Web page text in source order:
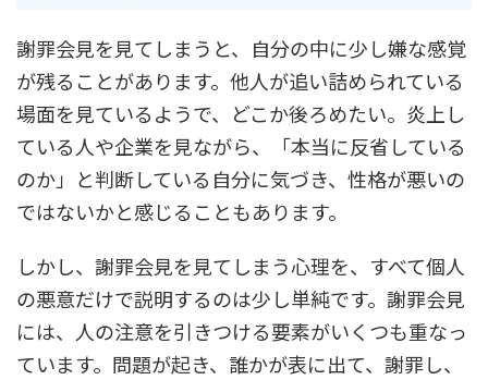
謝罪会見を見てしまうと、自分の中に少し嫌な感覚
が残ることがあります。他人が追い詰められている
場面を見ているようで、どこか後ろめたい。炎上し
ている人や企業を見ながら、「本当に反省している
のか」と判断している自分に気づき、性格が悪いの
ではないかと感じることもあります。
しかし、謝罪会見を見てしまう心理を、すべて個人
の悪意だけで説明するのは少し単純です。謝罪会見
には、人の注意を引きつける要素がいくつも重なっ
ています。問題が起き、誰かが表に出て、謝罪し、